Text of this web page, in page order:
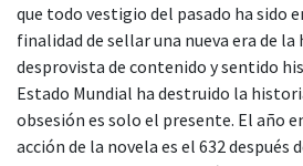
que todo vestigio del pasado ha sido
finalidad de sellar una nueva era de
desprovista de contenido y sentido
Estado Mundial ha destruido la
obsesión es solo el presente. El año
acción de la novela es el 632 después